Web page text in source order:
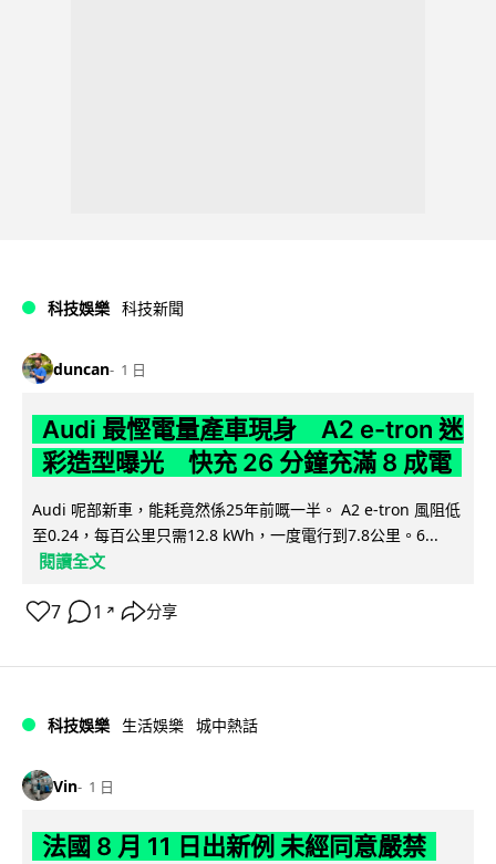
科技娛樂 科技新聞
duncan 1 日
Audi 最慳電量產車現身 A2 e-tron 迷
彩造型曝光 快充 26 分鐘充滿 8 成電
Audi 呢部新車，能耗竟然係25年前嘅一半。 A2 e-tron 風阻低
至0.24，每百公里只需12.8 kWh，一度電行到7.8公里。6...
閱讀全文
7 1 ↗ 分享
科技娛樂 生活娛樂 城中熱話
Vin 1 日
法國 8 月 11 日出新例 未經同意嚴禁